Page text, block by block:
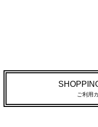
ご利用